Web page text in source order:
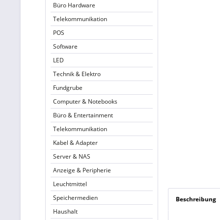
Büro Hardware
Telekommunikation
POS
Software
LED
Technik & Elektro
Fundgrube
Computer & Notebooks
Büro & Entertainment
Telekommunikation
Kabel & Adapter
Server & NAS
Anzeige & Peripherie
Leuchtmittel
Speichermedien
Haushalt
Beschreibung